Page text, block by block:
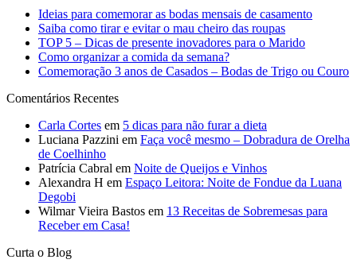
Ideias para comemorar as bodas mensais de casamento
Saiba como tirar e evitar o mau cheiro das roupas
TOP 5 – Dicas de presente inovadores para o Marido
Como organizar a comida da semana?
Comemoração 3 anos de Casados – Bodas de Trigo ou Couro
Comentários Recentes
Carla Cortes em 5 dicas para não furar a dieta
Luciana Pazzini em Faça você mesmo – Dobradura de Orelha
de Coelhinho
Patrícia Cabral em Noite de Queijos e Vinhos
Alexandra H em Espaço Leitora: Noite de Fondue da Luana
Degobi
Wilmar Vieira Bastos em 13 Receitas de Sobremesas para
Receber em Casa!
Curta o Blog